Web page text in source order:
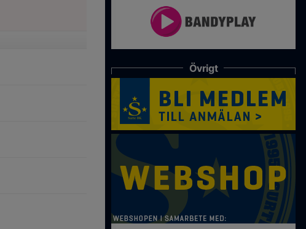
Övrigt